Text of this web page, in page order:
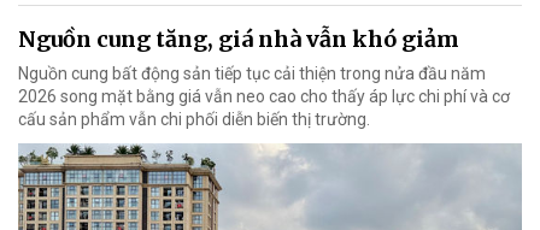
Nguồn cung tăng, giá nhà vẫn khó giảm
Nguồn cung bất động sản tiếp tục cải thiện trong nửa đầu năm
2026 song mặt bằng giá vẫn neo cao cho thấy áp lực chi phí và cơ
cấu sản phẩm vẫn chi phối diễn biến thị trường.